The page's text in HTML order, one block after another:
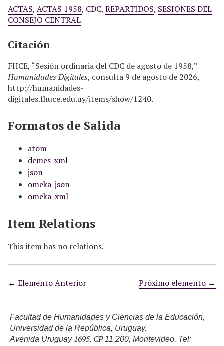
ACTAS, ACTAS 1958, CDC, REPARTIDOS, SESIONES DEL
CONSEJO CENTRAL
Citación
FHCE, “Sesión ordinaria del CDC de agosto de 1958,”
Humanidades Digitales, consulta 9 de agosto de 2026,
http://humanidades-
digitales.fhuce.edu.uy/items/show/1240.
Formatos de Salida
atom
dcmes-xml
json
omeka-json
omeka-xml
Item Relations
This item has no relations.
← Elemento Anterior Próximo elemento →
Facultad de Humanidades y Ciencias de la Educación,
Universidad de la República, Uruguay.
Avenida Uruguay 1695. CP 11.200, Montevideo. Tel: